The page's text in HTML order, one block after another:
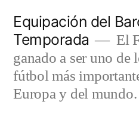
contenido
Equipación del
Temporada
El
ganado a ser uno de
fútbol más
Europa y del mundo.